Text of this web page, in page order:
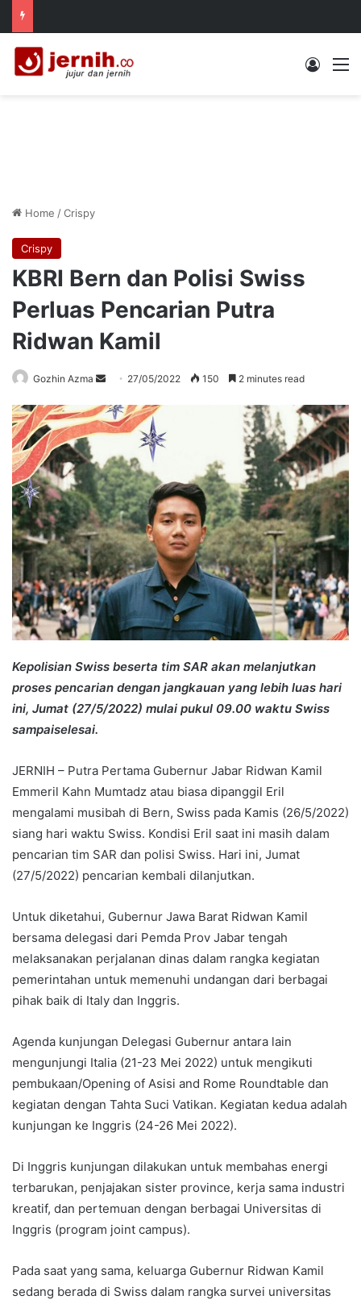
Log In
Home /Crispy
Crispy
KBRI Bern dan Polisi Swiss
Perluas Pencarian Putra
Ridwan Kamil
Gozhin Azma
Send
email
27/05/2022 150 2 minutes read
Kepolisian Swiss beserta tim SAR akan melanjutkan
proses pencarian dengan jangkauan yang lebih luas hari
ini, Jumat (27/5/2022) mulai pukul 09.00 waktu Swiss
sampaiselesai.
JERNIH – Putra Pertama Gubernur Jabar Ridwan Kamil
Emmeril Kahn Mumtadz atau biasa dipanggil Eril
mengalami musibah di Bern, Swiss pada Kamis (26/5/2022)
siang hari waktu Swiss. Kondisi Eril saat ini masih dalam
pencarian tim SAR dan polisi Swiss. Hari ini, Jumat
(27/5/2022) pencarian kembali dilanjutkan.
Untuk diketahui, Gubernur Jawa Barat Ridwan Kamil
bersama delegasi dari Pemda Prov Jabar tengah
melaksanakan perjalanan dinas dalam rangka kegiatan
pemerintahan untuk memenuhi undangan dari berbagai
pihak baik di Italy dan Inggris.
Agenda kunjungan Delegasi Gubernur antara lain
mengunjungi Italia (21-23 Mei 2022) untuk mengikuti
pembukaan/Opening of Asisi and Rome Roundtable dan
kegiatan dengan Tahta Suci Vatikan. Kegiatan kedua adalah
kunjungan ke Inggris (24-26 Mei 2022).
Di Inggris kunjungan dilakukan untuk membahas energi
terbarukan, penjajakan sister province, kerja sama industri
kreatif, dan pertemuan dengan berbagai Universitas di
Inggris (program joint campus).
Pada saat yang sama, keluarga Gubernur Ridwan Kamil
sedang berada di Swiss dalam rangka survei universitas